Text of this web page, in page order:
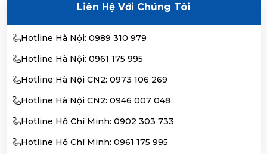
Liên Hệ Với Chúng Tôi
Hotline Hà Nội: 0989 310 979
Hotline Hà Nội: 0961 175 995
Hotline Hà Nội CN2: 0973 106 269
Hotline Hà Nội CN2: 0946 007 048
Hotline Hồ Chí Minh: 0902 303 733
Hotline Hồ Chí Minh: 0961 175 995